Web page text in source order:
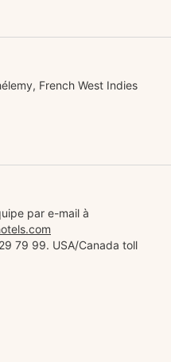
French West Indies
par e-mail à
79 99. USA/Canada toll